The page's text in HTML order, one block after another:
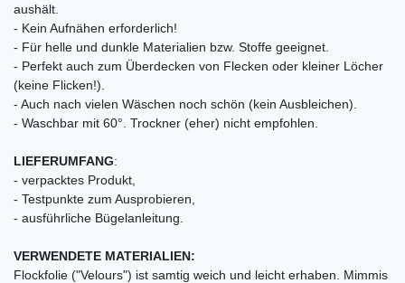
aushält.
- Kein Aufnähen erforderlich!
- Für helle und dunkle Materialien bzw. Stoffe geeignet.
- Perfekt auch zum Überdecken von Flecken oder kleiner Löcher
(keine Flicken!).
- Auch nach vielen Wäschen noch schön (kein Ausbleichen).
- Waschbar mit 60°. Trockner (eher) nicht empfohlen.
LIEFERUMFANG:
- verpacktes Produkt,
- Testpunkte zum Ausprobieren,
- ausführliche Bügelanleitung.
VERWENDETE MATERIALIEN:
Flockfolie ("Velours") ist samtig weich und leicht erhaben. Mimmis